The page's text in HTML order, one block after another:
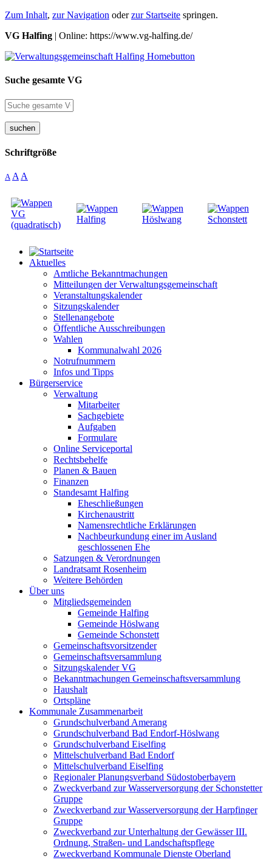
Zum Inhalt, zur Navigation oderzur Startseite springen.
VG Halfing | Online: https://www.vg-halfing.de/
Suche gesamte VG
suchen
Schriftgröße
A A A
Aktuelles
Amtliche Bekanntmachungen
Mitteilungen der Verwaltungsgemeinschaft
Veranstaltungskalender
Sitzungskalender
Stellenangebote
Öffentliche Ausschreibungen
Wahlen
Kommunalwahl 2026
Notrufnummern
Infos und Tipps
Bürgerservice
Verwaltung
Mitarbeiter
Sachgebiete
Aufgaben
Formulare
Online Serviceportal
Rechtsbehelfe
Planen & Bauen
Finanzen
Standesamt Halfing
Eheschließungen
Kirchenaustritt
Namensrechtliche Erklärungen
Nachbeurkundung einer im Ausland
geschlossenen Ehe
Satzungen & Verordnungen
Landratsamt Rosenheim
Weitere Behörden
Über uns
Mitgliedsgemeinden
Gemeinde Halfing
Gemeinde Höslwang
Gemeinde Schonstett
Gemeinschaftsvorsitzender
Gemeinschaftsversammlung
Sitzungskalender VG
Bekanntmachungen Gemeinschaftsversammlung
Haushalt
Ortspläne
Kommunale Zusammenarbeit
Grundschulverband Amerang
Grundschulverband Bad Endorf-Höslwang
Grundschulverband Eiselfing
Mittelschulverband Bad Endorf
Mittelschulverband Eiselfing
Regionaler Planungsverband Südostoberbayern
Zweckverband zur Wasserversorgung der Schonstetter
Gruppe
Zweckverband zur Wasserversorgung der Harpfinger
Gruppe
Zweckverband zur Unterhaltung der Gewässer III.
Ordnung, Straßen- und Landschaftspflege
Zweckverband Kommunale Dienste Oberland